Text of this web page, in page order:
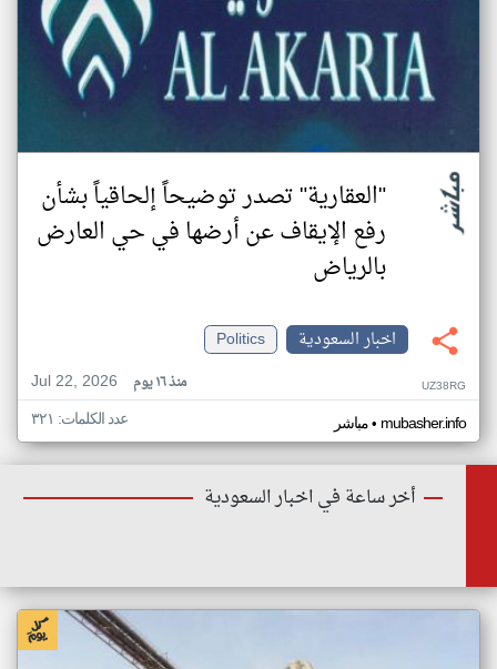
"العقارية" تصدر توضيحاً إلحاقياً بشأن
رفع الإيقاف عن أرضها في حي العارض
بالرياض
اخبار السعودية
Politics
Jul 22, 2026
منذ ١٦ يوم UZ38RG
مباشر• mubasher.info عدد الكلمات: ٣٢١
أخر ساعة في اخبار السعودية